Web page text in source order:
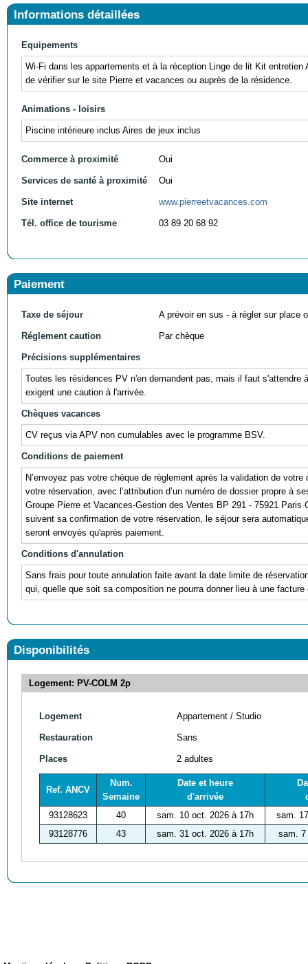
Informations détaillées
Equipements
Wi-Fi dans les appartements et à la réception Linge de lit Kit
de vérifier sur le site Pierre et vacances ou auprès de la résidence.
Animations - loisirs
Piscine intérieure inclus Aires de jeux inclus
Commerce à proximité Oui
Services de santé à proximité Oui
Site internet www.pierreetvacances.com
Tél. office de tourisme 03 89 20 68 92
Paiement
Taxe de séjour A prévoir en sus - à régler sur place
Réglement caution Par chèque
Précisions supplémentaires
Toutes les résidences PV n'en demandent pas, mais il faut
exigent une caution à l'arrivée.
Chèques vacances
CV reçus via APV non cumulables avec le programme BSV.
Conditions de paiement
N’envoyez pas votre chèque de règlement après la validation de
votre réservation, avec l’attribution d’un numéro de dossier propre à
Groupe Pierre et Vacances-Gestion des Ventes BP 291 - 75921
suivent sa confirmation de votre réservation, le séjour sera
seront envoyés qu'après paiement.
Conditions d'annulation
Sans frais pour toute annulation faite avant la date limite de
qui, quelle que soit sa composition ne pourra donner lieu à une
Disponibilités
Logement: PV-COLM 2p
Logement Appartement / Studio
Restauration Sans
Places 2 adultes
Ref. ANCV
Num.
Semaine
Date et heure
d'arrivée
93128623
40 sam. 10 oct. 2026 à 17h
sam.
93128776
43 sam. 31 oct. 2026 à 17h sam. 7